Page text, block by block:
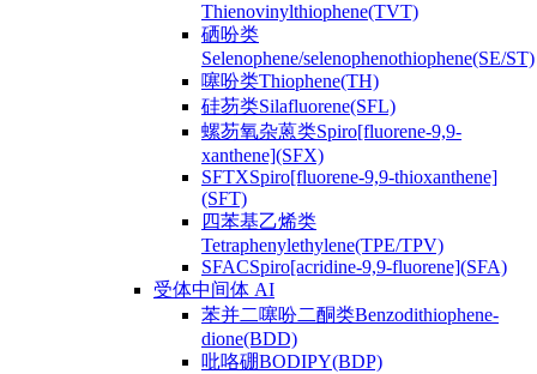
Thienovinylthiophene(TVT)
硒吩类
Selenophene/selenophenothiophene(SE/ST)
噻吩类Thiophene(TH)
硅芴类Silafluorene(SFL)
螺芴氧杂蒽类Spiro[fluorene-9,9-
xanthene](SFX)
SFTXSpiro[fluorene-9,9-thioxanthene]
(SFT)
四苯基乙烯类
Tetraphenylethylene(TPE/TPV)
SFACSpiro[acridine-9,9-fluorene](SFA)
受体中间体 AI
苯并二噻吩二酮类Benzodithiophene-
dione(BDD)
吡咯硼BODIPY(BDP)